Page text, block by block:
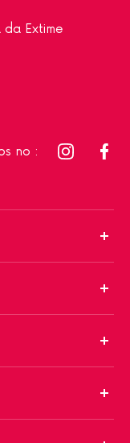
da Extime
no :